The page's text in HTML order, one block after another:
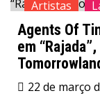
Artistas
Agents Of
em
22 de março